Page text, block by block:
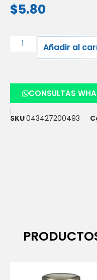
$5.80
Añadir al
CONSULTAS
SKU043427200493